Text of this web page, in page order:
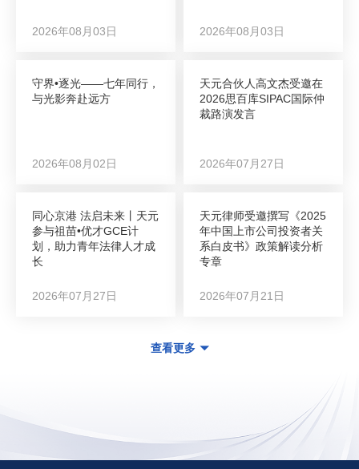
2026年08月03日 2026年08月03日
守界•逐光——七年同行，
与光影奔赴远方
2026年08月02日
天元合伙人高文杰受邀在
2026思百库SIPAC国际仲
裁路演发言
2026年07月27日
同心京港 法启未来丨天元
参与祖苗•优才GCE计
划，助力青年法律人才成
长
2026年07月27日
天元律师受邀撰写《2025
年中国上市公司投资者关
系白皮书》政策解读分析
专章
2026年07月21日
查看更多